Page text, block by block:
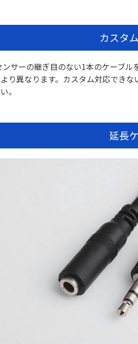
カスタ
ンサーの継ぎ目のない1本のケーブ
り異なります。カスタム対応でき
。
延長